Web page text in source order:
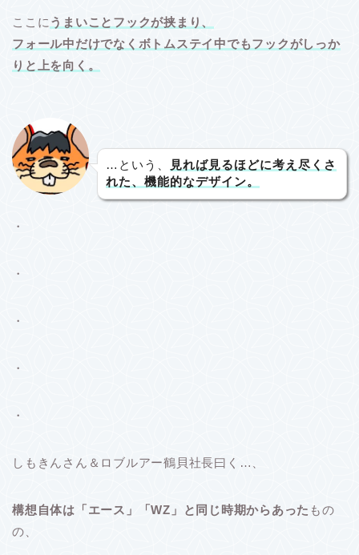
ここに うまいことフックが挟まり、
フォール中だけでなくボトムステイ中でもフックがしっか
りと上を向く。
…という、
見れば見るほどに考え尽くさ
れた、機能的なデザイン。
・
・
・
・
・
しもきんさん＆ロブルアー鶴貝社長曰く…、
構想自体は「エース」「WZ」と同じ時期からあった もの
の、